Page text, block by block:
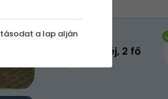
2 éj, 2 fő
a lap alján